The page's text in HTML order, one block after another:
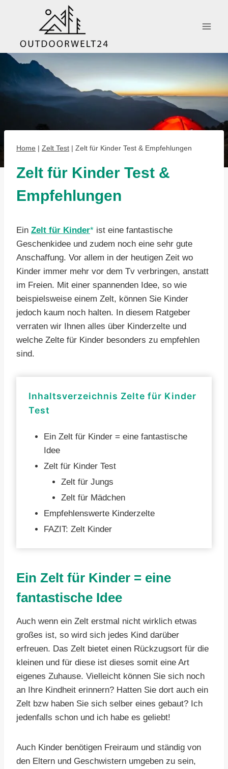
Home | Zelt Test | Zelt für Kinder Test & Empfehlungen
Zelt für Kinder Test &
Empfehlungen
Ein Zelt für Kinder
ist eine fantastische
Geschenkidee und zudem noch eine sehr gute
Anschaffung. Vor allem in der heutigen Zeit wo
Kinder immer mehr vor dem Tv verbringen, anstatt
im Freien. Mit einer spannenden Idee, so wie
beispielsweise einem Zelt, können Sie Kinder
jedoch kaum noch halten. In diesem Ratgeber
verraten wir Ihnen alles über Kinderzelte und
welche Zelte für Kinder besonders zu empfehlen
sind.
Inhaltsverzeichnis Zelte für Kinder
Test
Ein Zelt für Kinder = eine fantastische
Idee
Zelt für Kinder Test
Zelt für Jungs
Zelt für Mädchen
Empfehlenswerte Kinderzelte
FAZIT: Zelt Kinder
Ein Zelt für Kinder = eine
fantastische Idee
Auch wenn ein Zelt erstmal nicht wirklich etwas
großes ist, so wird sich jedes Kind darüber
erfreuen. Das Zelt bietet einen Rückzugsort für die
kleinen und für diese ist dieses somit eine Art
eigenes Zuhause. Vielleicht können Sie sich noch
an Ihre Kindheit erinnern? Hatten Sie dort auch ein
Zelt bzw haben Sie sich selber eines gebaut? Ich
jedenfalls schon und ich habe es geliebt!
Auch Kinder benötigen Freiraum und ständig von
den Eltern und Geschwistern umgeben zu sein,